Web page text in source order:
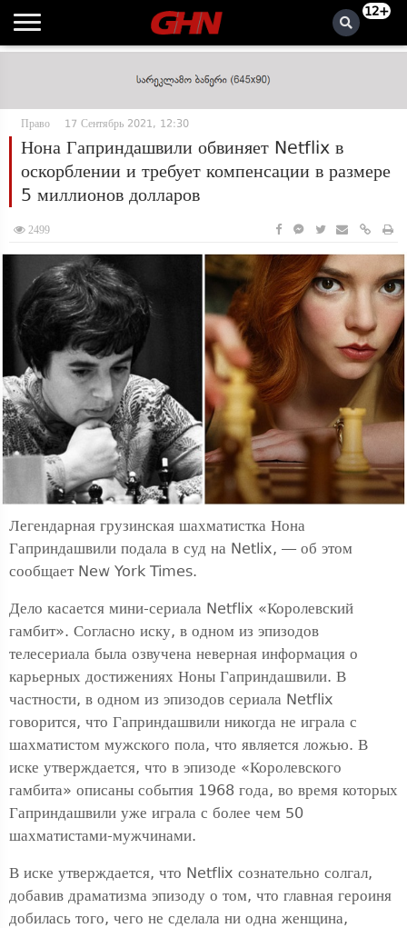
12+
Право 17 Сентябрь 2021, 12:30
Нона Гаприндашвили обвиняет Netflix в
оскорблении и требует компенсации в размере
5 миллионов долларов
2499
Легендарная грузинская шахматистка Нона
Гаприндашвили подала в суд на Netlix, — об этом
сообщает New York Times.
Дело касается мини-сериала Netflix «Королевский
гамбит». Согласно иску, в одном из эпизодов
телесериала была озвучена неверная информация о
карьерных достижениях Ноны Гаприндашвили. В
частности, в одном из эпизодов сериала Netflix
говорится, что Гаприндашвили никогда не играла с
шахматистом мужского пола, что является ложью. В
иске утверждается, что в эпизоде ​​«Королевского
гамбита» описаны события 1968 года, во время которых
Гаприндашвили уже играла с более чем 50
шахматистами-мужчинами.
В иске утверждается, что Netflix сознательно солгал,
добавив драматизма эпизоду о том, что главная героиня
добилась того, чего не сделала ни одна женщина,